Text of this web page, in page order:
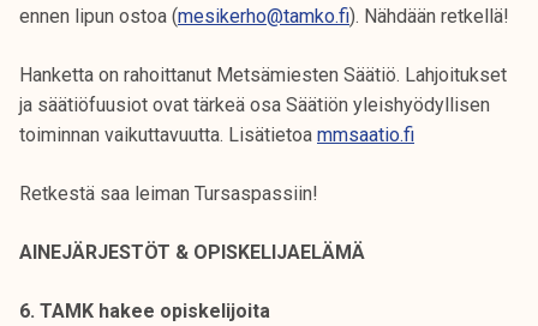
ennen lipun ostoa (mesikerho@tamko.fi). Nähdään retkellä!
Hanketta on rahoittanut Metsämiesten Säätiö. Lahjoitukset
ja säätiöfuusiot ovat tärkeä osa Säätiön yleishyödyllisen
toiminnan vaikuttavuutta. Lisätietoa mmsaatio.fi
Retkestä saa leiman Tursaspassiin!
AINEJÄRJESTÖT & OPISKELIJAELÄMÄ
6. TAMK hakee opiskelijoita